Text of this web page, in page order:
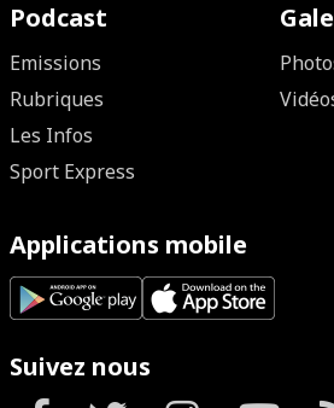
Podcast
Emissions
Rubriques
Les Infos
Sport Express
Applications mobile
Suivez nous